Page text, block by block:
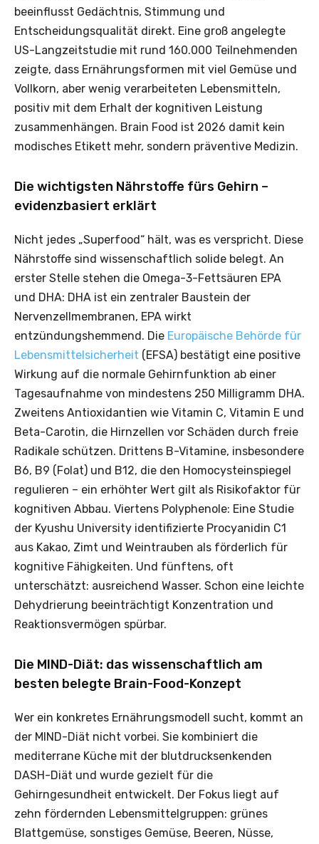
beeinflusst Gedächtnis, Stimmung und
Entscheidungsqualität direkt. Eine groß angelegte
US-Langzeitstudie mit rund 160.000 Teilnehmenden
zeigte, dass Ernährungsformen mit viel Gemüse und
Vollkorn, aber wenig verarbeiteten Lebensmitteln,
positiv mit dem Erhalt der kognitiven Leistung
zusammenhängen. Brain Food ist 2026 damit kein
modisches Etikett mehr, sondern präventive Medizin.
Die wichtigsten Nährstoffe fürs Gehirn –
evidenzbasiert erklärt
Nicht jedes „Superfood“ hält, was es verspricht. Diese
Nährstoffe sind wissenschaftlich solide belegt. An
erster Stelle stehen die Omega-3-Fettsäuren EPA
und DHA: DHA ist ein zentraler Baustein der
Nervenzellmembranen, EPA wirkt
entzündungshemmend. Die Europäische Behörde für
Lebensmittelsicherheit (EFSA) bestätigt eine positive
Wirkung auf die normale Gehirnfunktion ab einer
Tagesaufnahme von mindestens 250 Milligramm DHA.
Zweitens Antioxidantien wie Vitamin C, Vitamin E und
Beta-Carotin, die Hirnzellen vor Schäden durch freie
Radikale schützen. Drittens B-Vitamine, insbesondere
B6, B9 (Folat) und B12, die den Homocysteinspiegel
regulieren – ein erhöhter Wert gilt als Risikofaktor für
kognitiven Abbau. Viertens Polyphenole: Eine Studie
der Kyushu University identifizierte Procyanidin C1
aus Kakao, Zimt und Weintrauben als förderlich für
kognitive Fähigkeiten. Und fünftens, oft
unterschätzt: ausreichend Wasser. Schon eine leichte
Dehydrierung beeinträchtigt Konzentration und
Reaktionsvermögen spürbar.
Die MIND-Diät: das wissenschaftlich am
besten belegte Brain-Food-Konzept
Wer ein konkretes Ernährungsmodell sucht, kommt an
der MIND-Diät nicht vorbei. Sie kombiniert die
mediterrane Küche mit der blutdrucksenkenden
DASH-Diät und wurde gezielt für die
Gehirngesundheit entwickelt. Der Fokus liegt auf
zehn fördernden Lebensmittelgruppen: grünes
Blattgemüse, sonstiges Gemüse, Beeren, Nüsse,